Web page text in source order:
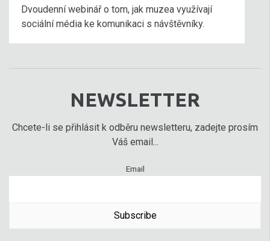
Dvoudenní webinář o tom, jak muzea využívají
sociální média ke komunikaci s návštěvníky.
NEWSLETTER
Chcete-li se přihlásit k odběru newsletteru, zadejte prosím
Váš email...
Email
Subscribe